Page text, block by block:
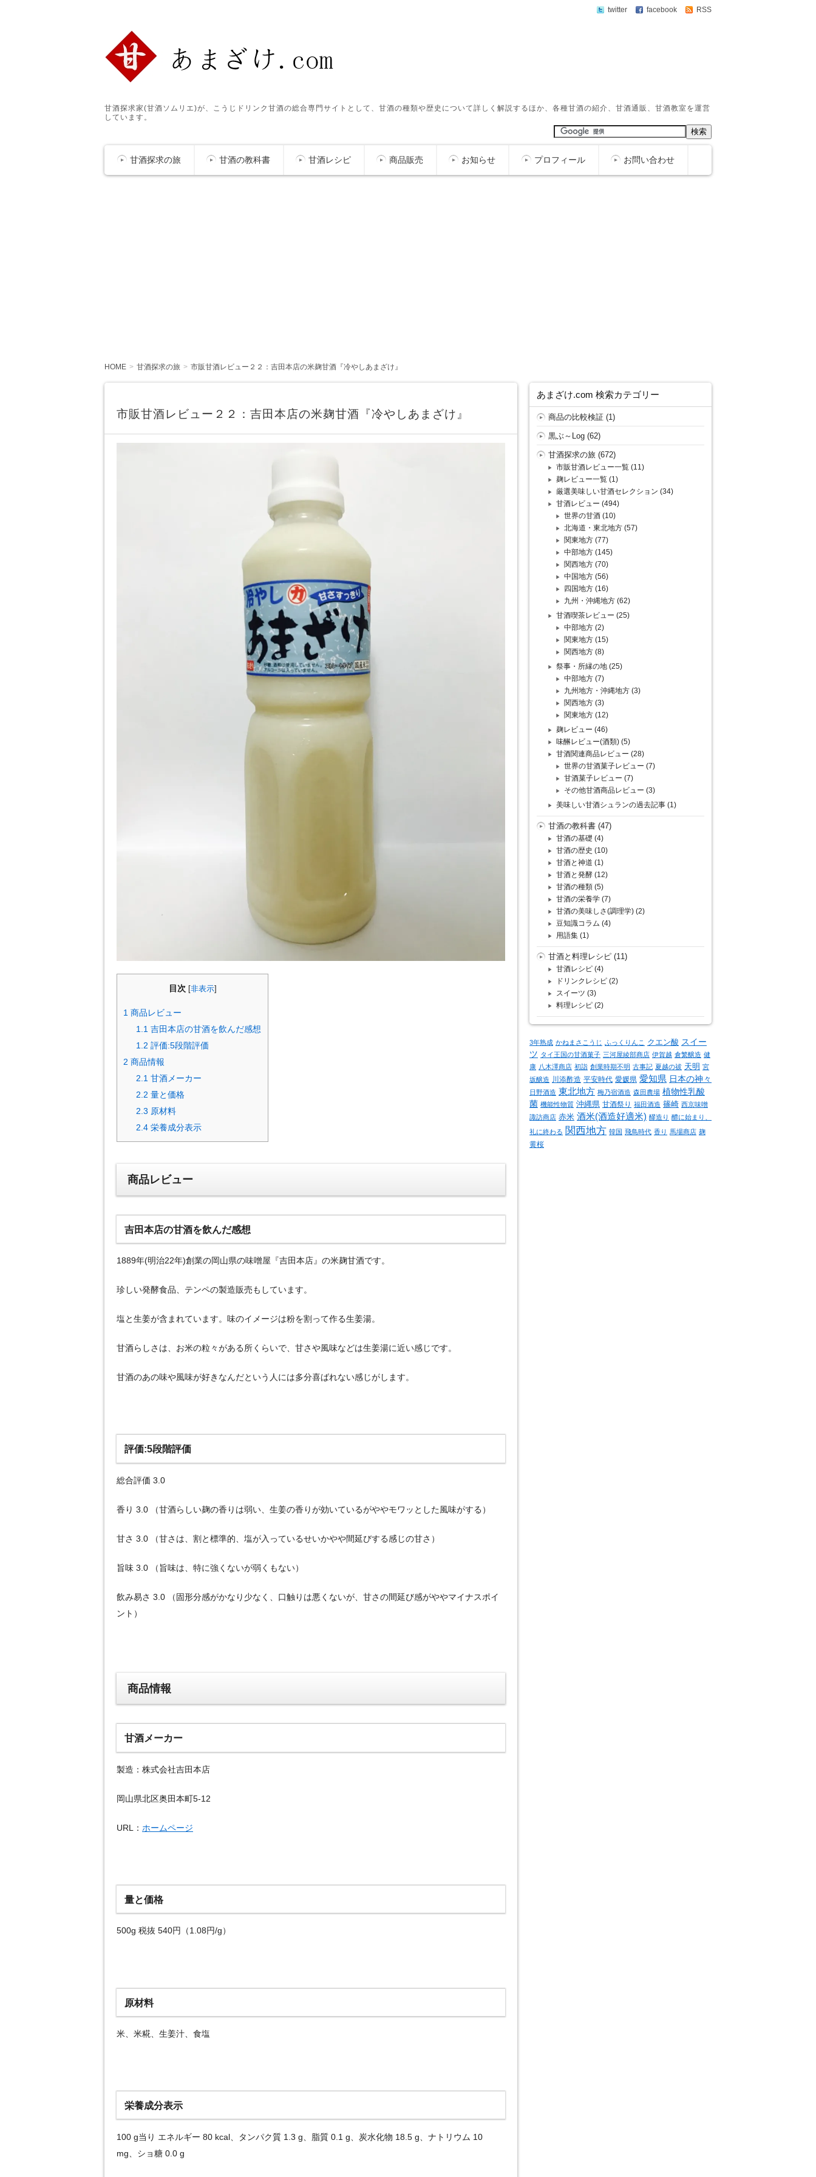
twitter facebook RSS
甘酒探求家(甘酒ソムリエ)が、こうじドリンク甘酒の総合専門サイトとして、甘酒の種類や歴史について詳しく解説するほか、各種甘酒の紹介、甘酒通販、甘酒教室を運営
しています。
甘酒探求の旅 甘酒の教科書 甘酒レシピ 商品販売 お知らせ プロフィール お問い合わせ
HOME 甘酒探求の旅 市販甘酒レビュー２２：吉田本店の米麹甘酒『冷やしあまざけ』
市販甘酒レビュー２２：吉田本店の米麹甘酒『冷やしあまざけ』
目次 非表示]
1 商品レビュー
1.1 吉田本店の甘酒を飲んだ感想
1.2 評価:5段階評価
2 商品情報
2.1 甘酒メーカー
2.2 量と価格
2.3 原材料
2.4 栄養成分表示
商品レビュー
吉田本店の甘酒を飲んだ感想
1889年(明治22年)創業の岡山県の味噌屋『吉田本店』の米麹甘酒です。
珍しい発酵食品、テンペの製造販売もしています。
塩と生姜が含まれています。味のイメージは粉を割って作る生姜湯。
甘酒らしさは、お米の粒々がある所くらいで、甘さや風味などは生姜湯に近い感じです。
甘酒のあの味や風味が好きなんだという人には多分喜ばれない感じがします。
評価:5段階評価
総合評価 3.0
香り 3.0 （甘酒らしい麹の香りは弱い、生姜の香りが効いているがややモワッとした風味がする）
甘さ 3.0 （甘さは、割と標準的、塩が入っているせいかやや間延びする感じの甘さ）
旨味 3.0 （旨味は、特に強くないが弱くもない）
飲み易さ 3.0 （固形分感がかなり少なく、口触りは悪くないが、甘さの間延び感がややマイナスポイ
ント）
商品情報
甘酒メーカー
製造：株式会社吉田本店
岡山県北区奥田本町5-12
URL： ホームページ
量と価格
500g 税抜 540円（1.08円/g）
原材料
米、米糀、生姜汁、食塩
栄養成分表示
100 g当り エネルギー 80 kcal、タンパク質 1.3 g、脂質 0.1 g、炭水化物 18.5 g、ナトリウム 10
mg、ショ糖 0.0 g
あまざけ.com 検索カテゴリー
商品の比較検証 (1)
黒ぶ～Log (62)
甘酒探求の旅 (672)
市販甘酒レビュー一覧 (11)
麹レビュー一覧 (1)
厳選美味しい甘酒セレクション (34)
甘酒レビュー (494)
世界の甘酒 (10)
北海道・東北地方 (57)
関東地方 (77)
中部地方 (145)
関西地方 (70)
中国地方 (56)
四国地方 (16)
九州・沖縄地方 (62)
甘酒喫茶レビュー (25)
中部地方 (2)
関東地方 (15)
関西地方 (8)
祭事・所縁の地 (25)
中部地方 (7)
九州地方・沖縄地方 (3)
関西地方 (3)
関東地方 (12)
麹レビュー (46)
味醂レビュー(酒類) (5)
甘酒関連商品レビュー (28)
世界の甘酒菓子レビュー (7)
甘酒菓子レビュー (7)
その他甘酒商品レビュー (3)
美味しい甘酒シュランの過去記事 (1)
甘酒の教科書 (47)
甘酒の基礎 (4)
甘酒の歴史 (10)
甘酒と神道 (1)
甘酒と発酵 (12)
甘酒の種類 (5)
甘酒の栄養学 (7)
甘酒の美味しさ(調理学) (2)
豆知識コラム (4)
用語集 (1)
甘酒と料理レシピ (11)
甘酒レシピ (4)
ドリンクレシピ (2)
スイーツ (3)
料理レシピ (2)
3年熟成 かねまさこうじ ふっくりんこ クエン酸 スイー
ツ タイ王国の甘酒菓子 三河屋綾部商店 伊賀越 倉繁醸造 健
康 八木澤商店 初詣 創業時期不明 古事記 夏越の祓 天明 宮
坂醸造 川添酢造 平安時代 愛媛県 愛知県 日本の神々
日野酒造 東北地方 梅乃宿酒造 森田農場 植物性乳酸
菌 機能性物質 沖縄県 甘酒祭り 福田酒造 篠崎 西京味噌
諏訪商店 赤米 酒米(酒造好適米) 醪造り 醴に始まり、
礼に終わる 関西地方 韓国 飛鳥時代 香り 馬場商店 麹
黄桜